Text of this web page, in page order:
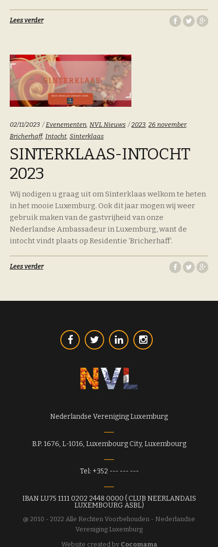
Lees verder
02/11/2023 Categoriën:
Evenementen, NVL Nieuws Tags:
2023, 26 november,
Bricherhaff, Intocht, Sinterklaas
SINTERKLAAS-INTOCHT
2023
Wij nodigen u graag uit om Sinterklaas welkom te heten
in het mooie Luxemburg. Ook dit jaar mogen wij weer
gebruik maken van de gastvrijheid van onze
Nederlandse Ambassadeur in Luxemburg, want de
intocht vindt plaats op Residentie ‘Bricherhaff’.
Lees verder
Nederlandse Vereniging Luxemburg
B.P. 1676, L-1016, Luxembourg City, Luxembourg
Tel: +352 --- --- ---
IBAN LU75 1111 0202 2448 0000 ( CLUB NEERLANDAIS
LUXEMBOURG ASBL)
@ 2010 - 2022 Alle Rechten Voorbehouden - Nederlandse
Vereniging Luxemburg
Website created by Cocomama